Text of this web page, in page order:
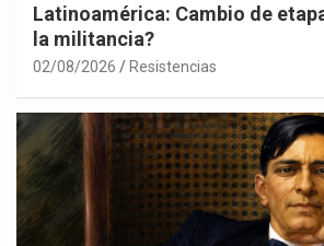
Latinoamérica: Cambio de
la militancia?
02/08/2026 Resistencias